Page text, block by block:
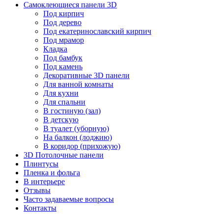
Самоклеющиеся панели 3D
Под кирпич
Под дерево
Под екатеринославский кирпич
Под мрамор
Кладка
Под бамбук
Под камень
Декоративные 3D панели
Для ванной комнаты
Для кухни
Для спальни
В гостиную (зал)
В детскую
В туалет (уборную)
На балкон (лоджию)
В коридор (прихожую)
3D Потолочные панели
Плинтусы
Пленка и фольга
В интерьере
Отзывы
Часто задаваемые вопросы
Контакты